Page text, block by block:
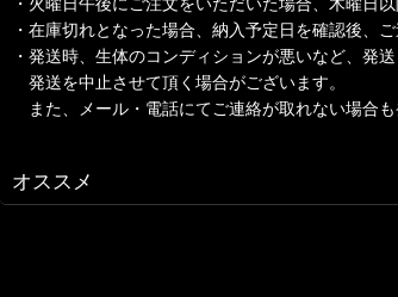
・在庫切れとなった場合、納入予定日を確認後、ご
・発送時、生体のコンディションが悪いなど、発
発送を中止させて頂く場合がございます。
また、メール・電話にてご連絡が取れない場合も
オススメ